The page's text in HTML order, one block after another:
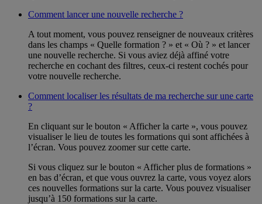
Comment lancer une nouvelle recherche ?
A tout moment, vous pouvez renseigner de nouveaux critères
dans les champs « Quelle formation ? » et « Où ? » et lancer
une nouvelle recherche. Si vous aviez déjà affiné votre
recherche en cochant des filtres, ceux-ci restent cochés pour
votre nouvelle recherche.
Comment localiser les résultats de ma recherche sur une carte
?
En cliquant sur le bouton « Afficher la carte », vous pouvez
visualiser le lieu de toutes les formations qui sont affichées à
l’écran. Vous pouvez zoomer sur cette carte.
Si vous cliquez sur le bouton « Afficher plus de formations »
en bas d’écran, et que vous ouvrez la carte, vous voyez alors
ces nouvelles formations sur la carte. Vous pouvez visualiser
jusqu’à 150 formations sur la carte.